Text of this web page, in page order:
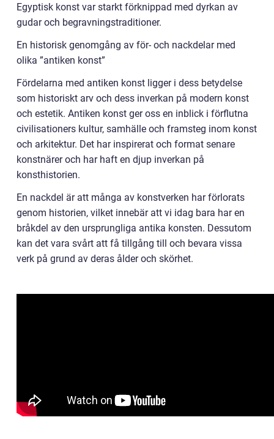
Egyptisk konst var starkt förknippad med dyrkan av
gudar och begravningstraditioner.
En historisk genomgång av för- och nackdelar med
olika ”antiken konst”
Fördelarna med antiken konst ligger i dess betydelse
som historiskt arv och dess inverkan på modern konst
och estetik. Antiken konst ger oss en inblick i förflutna
civilisationers kultur, samhälle och framsteg inom konst
och arkitektur. Det har inspirerat och format senare
konstnärer och har haft en djup inverkan på
konsthistorien.
En nackdel är att många av konstverken har förlorats
genom historien, vilket innebär att vi idag bara har en
bråkdel av den ursprungliga antika konsten. Dessutom
kan det vara svårt att få tillgång till och bevara vissa
verk på grund av deras ålder och skörhet.